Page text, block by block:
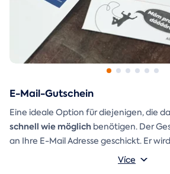
E-Mail-Gutschein
Eine ideale Option für diejenigen, die
schnell wie möglich benötigen. Der
an Ihre E-Mail Adresse geschickt. Er
und einer Aufschrift versehen, die Sie
Více